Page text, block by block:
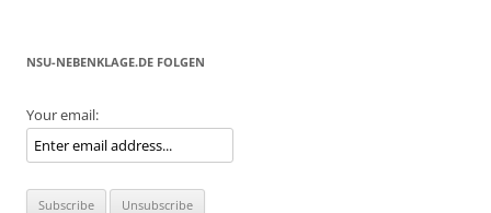
NSU-NEBENKLAGE.DE FOLGEN
Your email: